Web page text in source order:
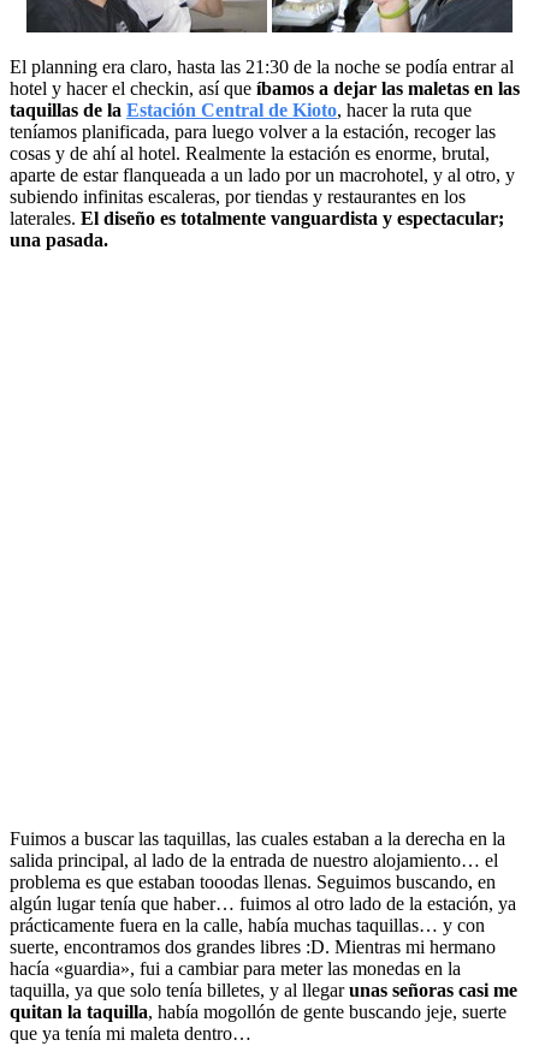
El planning era claro, hasta las 21:30 de la noche se podía entrar al
hotel y hacer el checkin, así que íbamos a dejar las maletas en las
taquillas de la Estación Central de Kioto, hacer la ruta que
teníamos planificada, para luego volver a la estación, recoger las
cosas y de ahí al hotel. Realmente la estación es enorme, brutal,
aparte de estar flanqueada a un lado por un macrohotel, y al otro, y
subiendo infinitas escaleras, por tiendas y restaurantes en los
laterales. El diseño es totalmente vanguardista y espectacular;
una pasada.
Fuimos a buscar las taquillas, las cuales estaban a la derecha en la
salida principal, al lado de la entrada de nuestro alojamiento… el
problema es que estaban tooodas llenas. Seguimos buscando, en
algún lugar tenía que haber… fuimos al otro lado de la estación, ya
prácticamente fuera en la calle, había muchas taquillas… y con
suerte, encontramos dos grandes libres :D. Mientras mi hermano
hacía «guardia», fui a cambiar para meter las monedas en la
taquilla, ya que solo tenía billetes, y al llegarunas señoras casi me
quitan la taquilla, había mogollón de gente buscando jeje, suerte
que ya tenía mi maleta dentro…